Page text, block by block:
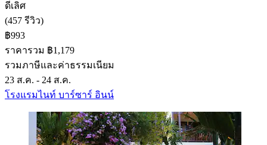
ดีเลิศ
(457 รีวิว)
฿993
ราคารวม ฿1,179
รวมภาษีและค่าธรรมเนียม
23 ส.ค. - 24 ส.ค.
โรงแรมไนท์ บาร์ซาร์ อินน์